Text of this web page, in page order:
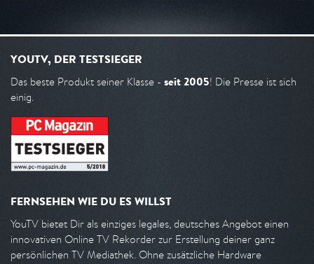
YOUTV, DER TESTSIEGER
Das beste Produkt seiner Klasse - seit 2005! Die Presse ist sich
einig.
FERNSEHEN WIE DU ES WILLST
YouTV bietet Dir als einziges legales, deutsches Angebot einen
innovativen Online TV Rekorder zur Erstellung deiner ganz
persönlichen TV Mediathek. Ohne zusätzliche Hardware